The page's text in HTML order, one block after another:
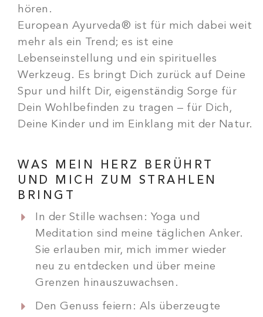
hören.
European Ayurveda® ist für mich dabei weit
mehr als ein Trend; es ist eine
Lebenseinstellung und ein spirituelles
Werkzeug. Es bringt Dich zurück auf Deine
Spur und hilft Dir, eigenständig Sorge für
Dein Wohlbefinden zu tragen – für Dich,
Deine Kinder und im Einklang mit der Natur.
WAS MEIN HERZ BERÜHRT
UND MICH ZUM STRAHLEN
BRINGT
In der Stille wachsen: Yoga und
Meditation sind meine täglichen Anker.
Sie erlauben mir, mich immer wieder
neu zu entdecken und über meine
Grenzen hinauszuwachsen.
Den Genuss feiern: Als überzeugte